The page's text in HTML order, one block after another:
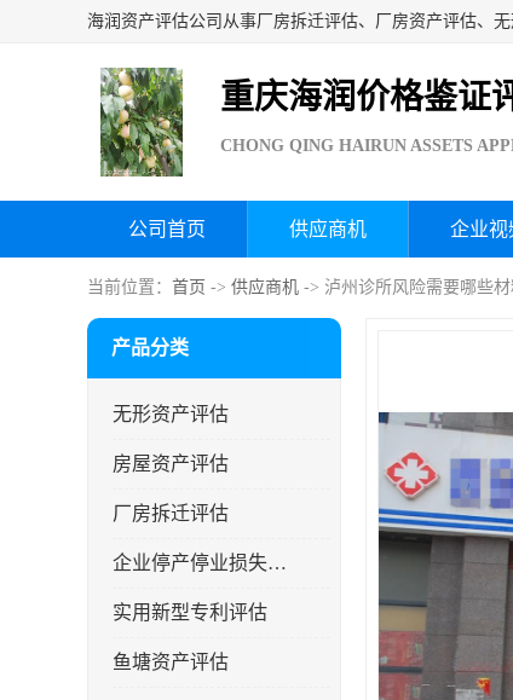
重庆海润价格鉴证
CHONG QING HAIRUN ASSETS
公司首页 供应商机 企业视
当前位置： 首页 -> 供应商机 -> 泸州诊所风险需要哪些
产品分类
无形资产评估
房屋资产评估
厂房拆迁评估
企业停产停业损失评估
实用新型专利评估
鱼塘资产评估